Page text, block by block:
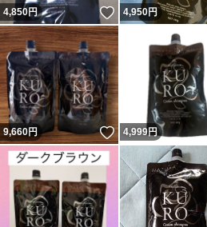
4,850円 いいね！
4,950円
9,660円 いいね！
4,999円